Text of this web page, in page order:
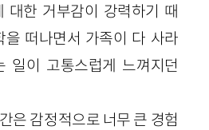
대한 거부감이 강력하기 때
을 떠나면서 가족이 다 사라
일이 고통스럽게 느껴지던
은 감정적으로 너무 큰 경험